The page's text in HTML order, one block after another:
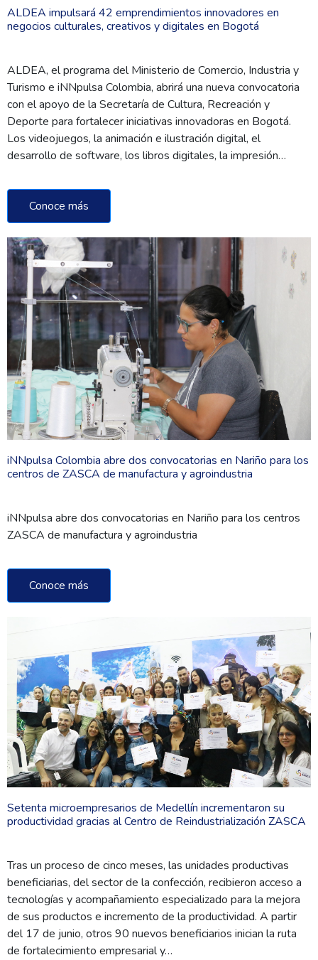
ALDEA impulsará 42 emprendimientos innovadores en
negocios culturales, creativos y digitales en Bogotá
ALDEA, el programa del Ministerio de Comercio, Industria y
Turismo e iNNpulsa Colombia, abrirá una nueva convocatoria
con el apoyo de la Secretaría de Cultura, Recreación y
Deporte para fortalecer iniciativas innovadoras en Bogotá.
Los videojuegos, la animación e ilustración digital, el
desarrollo de software, los libros digitales, la impresión…
Conoce más
iNNpulsa Colombia abre dos convocatorias en Nariño para los
centros de ZASCA de manufactura y agroindustria
iNNpulsa abre dos convocatorias en Nariño para los centros
ZASCA de manufactura y agroindustria
Conoce más
Setenta microempresarios de Medellín incrementaron su
productividad gracias al Centro de Reindustrialización ZASCA
Tras un proceso de cinco meses, las unidades productivas
beneficiarias, del sector de la confección, recibieron acceso a
tecnologías y acompañamiento especializado para la mejora
de sus productos e incremento de la productividad. A partir
del 17 de junio, otros 90 nuevos beneficiarios inician la ruta
de fortalecimiento empresarial y…